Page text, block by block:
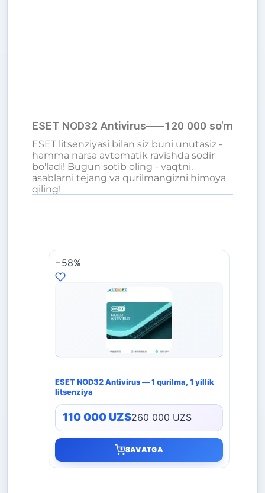
ESET NOD32 Antivirus 120 000 so'm
ESET litsenziyasi bilan siz buni unutasiz -
hamma narsa avtomatik ravishda sodir
bo'ladi! Bugun sotib oling - vaqtni,
asablarni tejang va qurilmangizni himoya
qiling!
−58%
ESET NOD32 Antivirus — 1 qurilma, 1 yillik
litsenziya
110 000UZS260 000 UZS
SAVATGA